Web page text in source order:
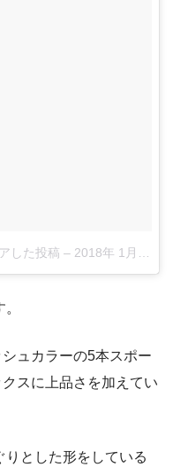
した投稿 – 2018年 1月月30日午前7時18分PST
ュカラーの5本スポー
スに上品さを加えてい
とした形をしている